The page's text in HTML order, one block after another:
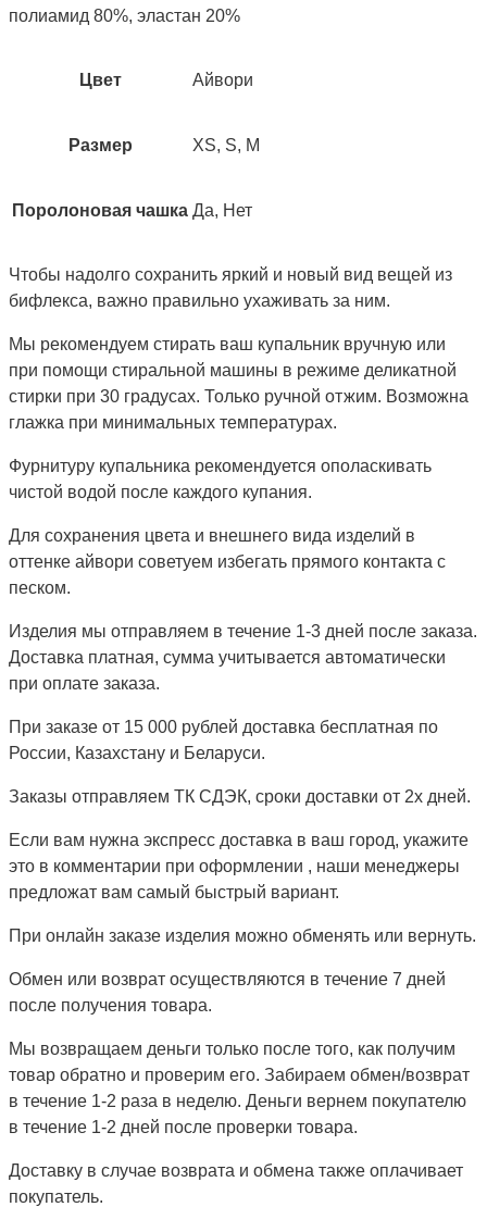
полиамид 80%, эластан 20%
Цвет Айвори
Размер XS, S, M
Поролоновая чашка Да, Нет
Чтобы надолго сохранить яркий и новый вид вещей из
бифлекса, важно правильно ухаживать за ним.
Мы рекомендуем стирать ваш купальник вручную или
при помощи стиральной машины в режиме деликатной
стирки при 30 градусах. Только ручной отжим. Возможна
глажка при минимальных температурах.
Фурнитуру купальника рекомендуется ополаскивать
чистой водой после каждого купания.
Для сохранения цвета и внешнего вида изделий в
оттенке айвори советуем избегать прямого контакта с
песком.
Изделия мы отправляем в течение 1-3 дней после заказа.
Доставка платная, сумма учитывается автоматически
при оплате заказа.
При заказе от 15 000 рублей доставка бесплатная по
России, Казахстану и Беларуси.
Заказы отправляем ТК СДЭК, сроки доставки от 2х дней.
Если вам нужна экспресс доставка в ваш город, укажите
это в комментарии при оформлении , наши менеджеры
предложат вам самый быстрый вариант.
При онлайн заказе изделия можно обменять или вернуть.
Обмен или возврат осуществляются в течение 7 дней
после получения товара.
Мы возвращаем деньги только после того, как получим
товар обратно и проверим его. Забираем обмен/возврат
в течение 1-2 раза в неделю. Деньги вернем покупателю
в течение 1-2 дней после проверки товара.
Доставку в случае возврата и обмена также оплачивает
покупатель.